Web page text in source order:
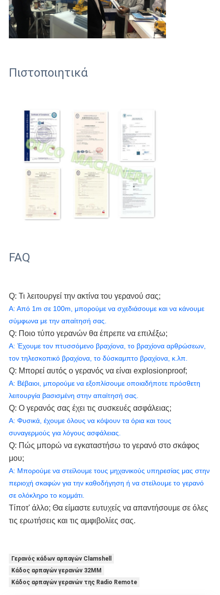
Πιστοποιητικά
FAQ
Q: Τι λειτουργεί την ακτίνα του γερανού σας;
Α: Από 1m σε 100m, μπορούμε να σχεδιάσουμε και να κάνουμε
σύμφωνα με την απαίτησή σας.
Q: Ποιο τύπο γερανών θα έπρεπε να επιλέξω;
Α: Έχουμε τον πτυσσόμενο βραχίονα, το βραχίονα αρθρώσεων,
τον τηλεσκοπικό βραχίονα, το δύσκαμπτο βραχίονα, κ.λπ.
Q: Μπορεί αυτός ο γερανός να είναι explosionproof;
Α: Βέβαιοι, μπορούμε να εξοπλίσουμε οποιαδήποτε πρόσθετη
λειτουργία βασισμένη στην απαίτησή σας.
Q: Ο γερανός σας έχει τις συσκευές ασφάλειας;
Α: Φυσικά, έχουμε όλους να κόψουν τα όρια και τους
συναγερμούς για λόγους ασφάλειας.
Q: Πώς μπορώ να εγκαταστήσω το γερανό στο σκάφος
μου;
Α: Μπορούμε να στείλουμε τους μηχανικούς υπηρεσίας μας στην
περιοχή σκαφών για την καθοδήγηση ή να στείλουμε το γερανό
σε ολόκληρο το κομμάτι.
Τίποτ' άλλο; Θα είμαστε ευτυχείς να απαντήσουμε σε όλες
τις ερωτήσεις και τις αμφιβολίες σας.
Γερανός κάδων αρπαγών Clamshell
Κάδος αρπαγών γερανών 32MM
Κάδος αρπαγών γερανών της Radio Remote